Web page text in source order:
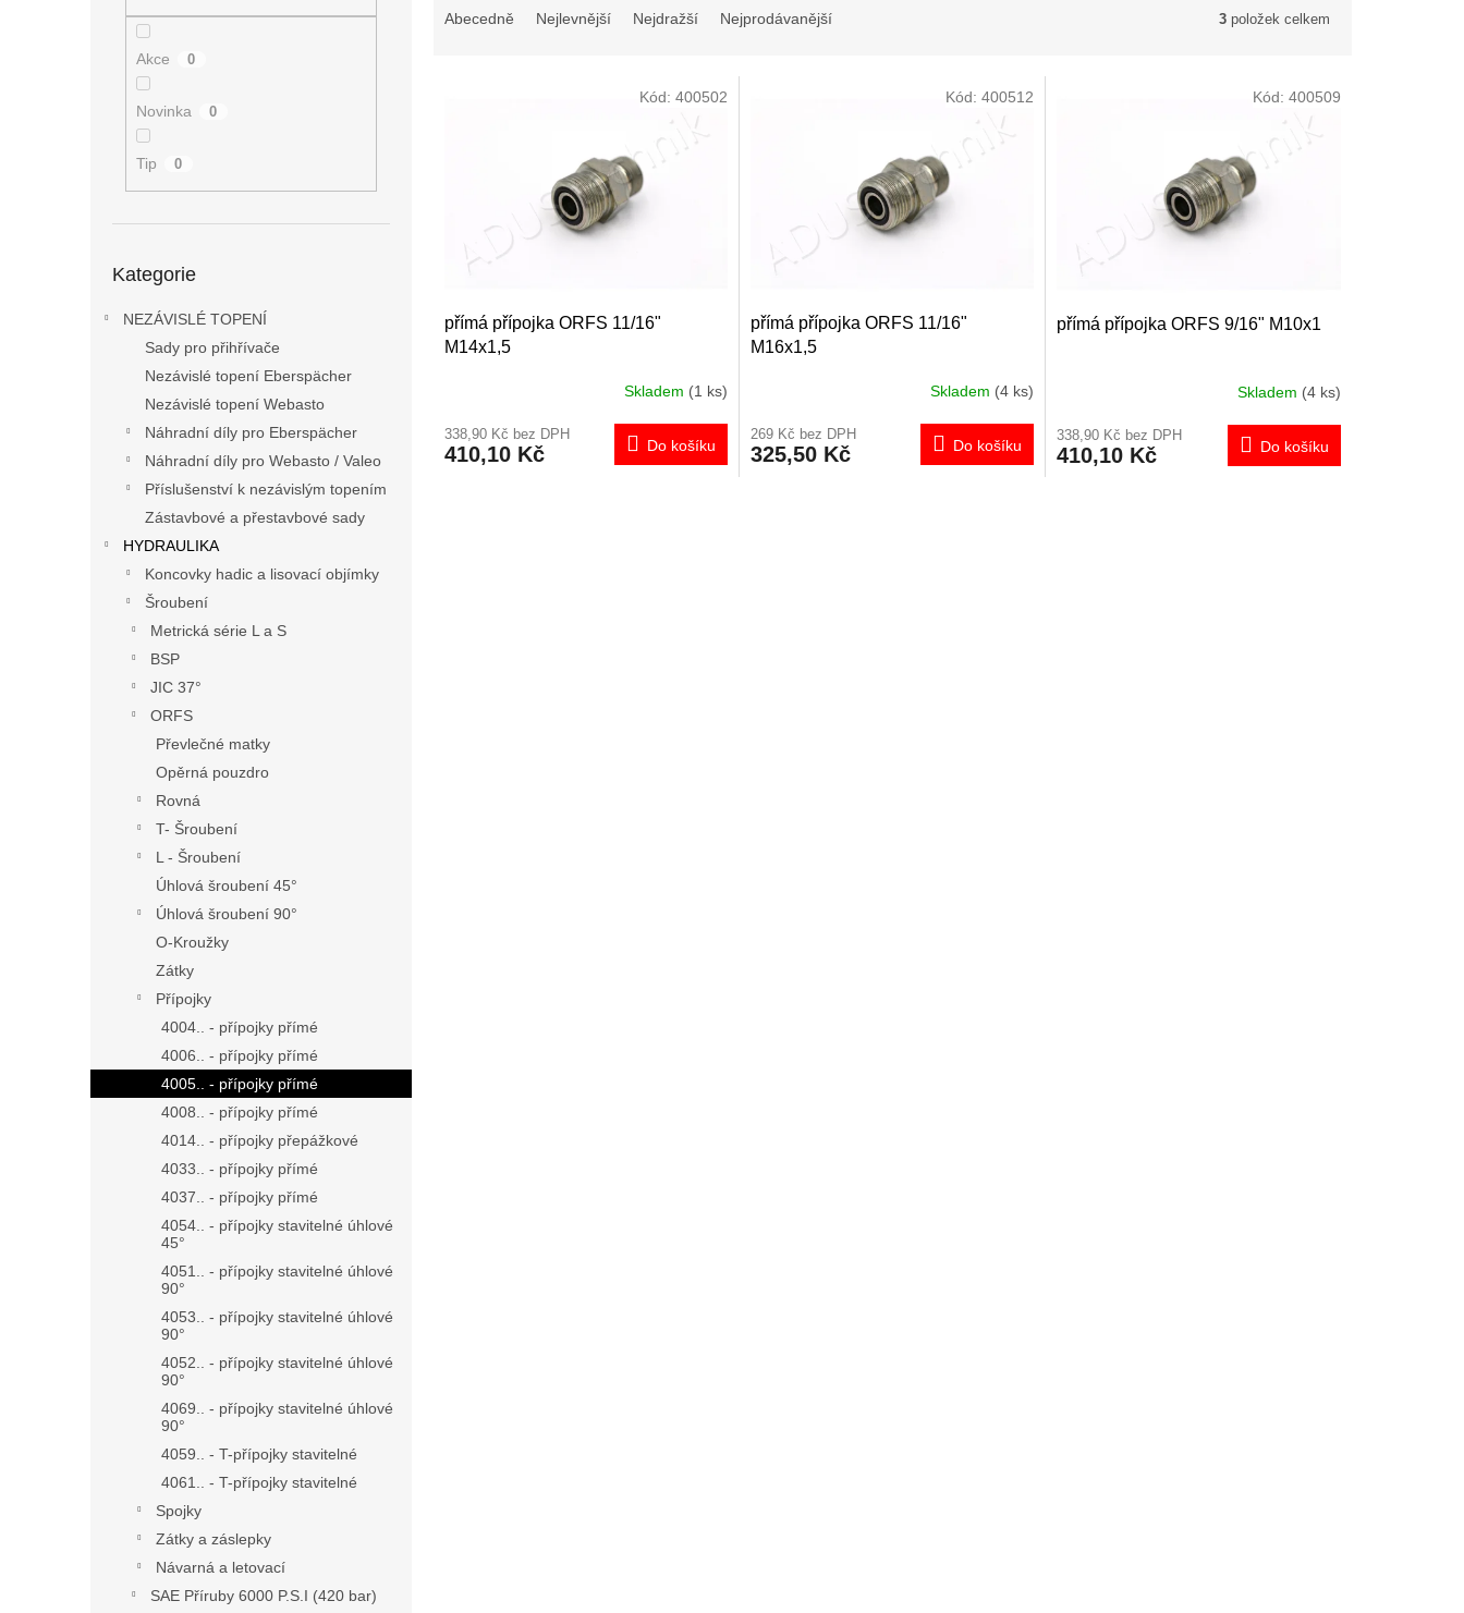
Akce 0
Novinka 0
Tip 0
kategorie
Kategorie
NEZÁVISLÉ TOPENÍ
Sady pro přihřívače
Nezávislé topení Eberspächer
Nezávislé topení Webasto
Náhradní díly pro Eberspächer
Náhradní díly pro Webasto / Valeo
Příslušenství k nezávislým topením
Zástavbové a přestavbové sady
HYDRAULIKA
Koncovky hadic a lisovací objímky
Šroubení
Metrická série L a S
BSP
JIC 37°
ORFS
Převlečné matky
Opěrná pouzdro
Rovná
T- Šroubení
L - Šroubení
Úhlová šroubení 45°
Úhlová šroubení 90°
O-Kroužky
Zátky
Přípojky
4004.. - přípojky přímé
4006.. - přípojky přímé
4005.. - přípojky přímé
4008.. - přípojky přímé
4014.. - přípojky přepážkové
4033.. - přípojky přímé
4037.. - přípojky přímé
4054.. - přípojky stavitelné úhlové
45°
4051.. - přípojky stavitelné úhlové
90°
4053.. - přípojky stavitelné úhlové
90°
4052.. - přípojky stavitelné úhlové
90°
4069.. - přípojky stavitelné úhlové
90°
4059.. - T-přípojky stavitelné
4061.. - T-přípojky stavitelné
Spojky
Zátky a záslepky
Návarná a letovací
SAE Příruby 6000 P.S.I (420 bar)
Abecedně Nejlevnější Nejdražší Nejprodávanější 3 položek celkem
přímá přípojka ORFS 11/16"
M14x1,5
Skladem (1 ks)
338,90 Kč bez DPH
410,10 Kč Do košíku
Kód: 400502
přímá přípojka ORFS 11/16"
M16x1,5
Skladem (4 ks)
269 Kč bez DPH
325,50 Kč Do košíku
Kód: 400512
přímá přípojka ORFS 9/16" M10x1
Skladem (4 ks)
338,90 Kč bez DPH
410,10 Kč Do košíku
Kód: 400509